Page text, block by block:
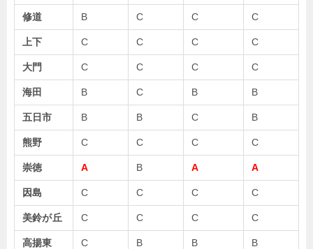
修道 B C C C
上下 C C C C
大門 C C C C
海田 B C B B
五日市 B B C B
熊野 C C C C
崇徳 A B A A
因島 C C C C
美鈴が丘 C C C C
高揚東 C B B B